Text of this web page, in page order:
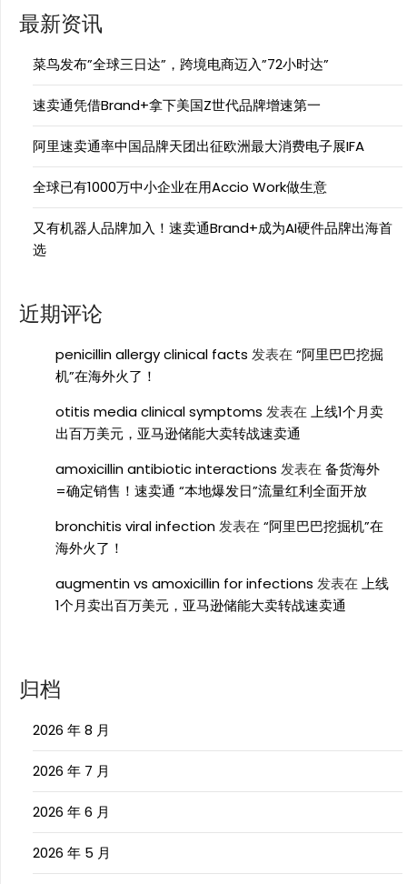
最新资讯
菜鸟发布”全球三日达”，跨境电商迈入”72小时达”
速卖通凭借Brand+拿下美国Z世代品牌增速第一
阿里速卖通率中国品牌天团出征欧洲最大消费电子展IFA
全球已有1000万中小企业在用Accio Work做生意
又有机器人品牌加入！速卖通Brand+成为AI硬件品牌出海首
选
近期评论
penicillin allergy clinical facts 发表在 “阿里巴巴挖掘
机”在海外火了！
otitis media clinical symptoms 发表在 上线1个月卖
出百万美元，亚马逊储能大卖转战速卖通
amoxicillin antibiotic interactions 发表在 备货海外
=确定销售！速卖通 “本地爆发日”流量红利全面开放
bronchitis viral infection发表在 “阿里巴巴挖掘机”在
海外火了！
augmentin vs amoxicillin for infections 发表在 上线
1个月卖出百万美元，亚马逊储能大卖转战速卖通
归档
2026 年 8 月
2026 年 7 月
2026 年 6 月
2026 年 5 月